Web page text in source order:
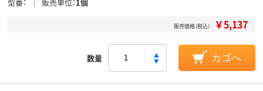
販売価格（税込） ￥5,137
数量 カゴへ